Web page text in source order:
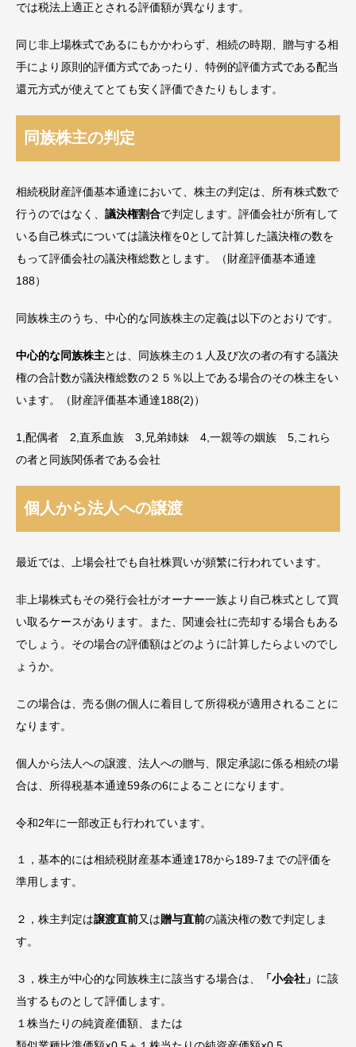
では税法上適正とされる評価額が異なります。
同じ非上場株式であるにもかかわらず、相続の時期、贈与する相
手により原則的評価方式であったり、特例的評価方式である配当
還元方式が使えてとても安く評価できたりもします。
同族株主の判定
相続税財産評価基本通達において、株主の判定は、所有株式数で
行うのではなく、 議決権割合で判定します。評価会社が所有して
いる自己株式については議決権を0として計算した議決権の数を
もって評価会社の議決権総数とします。（財産評価基本通達
188）
同族株主のうち、中心的な同族株主の定義は以下のとおりです。
中心的な同族株主とは、同族株主の１人及び次の者の有する議決
権の合計数が議決権総数の２５％以上である場合のその株主をい
います。（財産評価基本通達188(2)）
1,配偶者 2,直系血族 3,兄弟姉妹 4,一親等の姻族 5,これら
の者と同族関係者である会社
個人から法人への譲渡
最近では、上場会社でも自社株買いが頻繁に行われています。
非上場株式もその発行会社がオーナー一族より自己株式として買
い取るケースがあります。また、関連会社に売却する場合もある
でしょう。その場合の評価額はどのように計算したらよいのでし
ょうか。
この場合は、売る側の個人に着目して所得税が適用されることに
なります。
個人から法人への譲渡、法人への贈与、限定承認に係る相続の場
合は、所得税基本通達59条の6によることになります。
令和2年に一部改正も行われています。
１，基本的には相続税財産基本通達178から189-7までの評価を
準用します。
２，株主判定は譲渡直前又は贈与直前の議決権の数で判定しま
す。
３，株主が中心的な同族株主に該当する場合は、 「小会社」 に該
当するものとして評価します。
１株当たりの純資産価額、または